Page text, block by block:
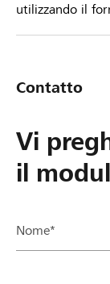
utilizzando il
Contatto
Vi
il
Nome*